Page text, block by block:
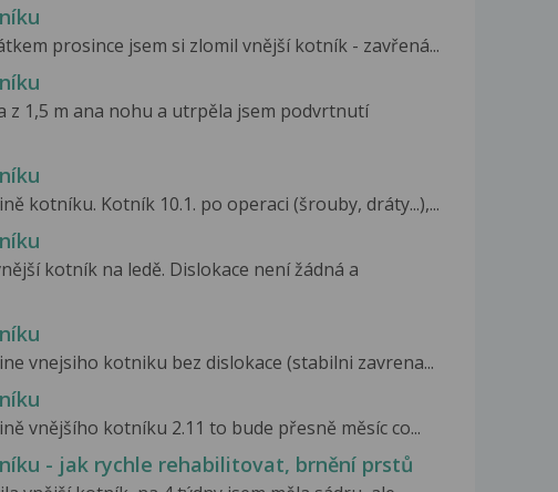
prosince jsem si zlomil vnější kotník - zavřená...
z 1,5 m ana nohu a utrpěla jsem podvrtnutí
kotníku. Kotník 10.1. po operaci (šrouby, dráty...),...
kotník na ledě. Dislokace není žádná a
vnejsiho kotniku bez dislokace (stabilni zavrena...
vnějšího kotníku 2.11 to bude přesně měsíc co...
- jak rychle rehabilitovat, brnění prstů